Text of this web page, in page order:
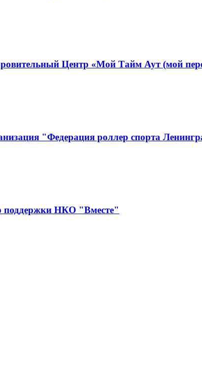
Центр «Мой Тайм Аут (мой
"Федерация роллер спорта
поддержки НКО "Вместе"